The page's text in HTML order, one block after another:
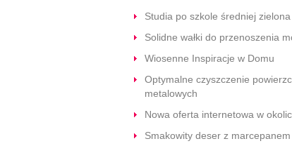
Studia po szkole średniej
Solidne wałki do przenoszenia
Wiosenne Inspiracje w Domu
Optymalne czyszczenie
metalowych
Nowa oferta internetowa w
Smakowity deser z marcepanem